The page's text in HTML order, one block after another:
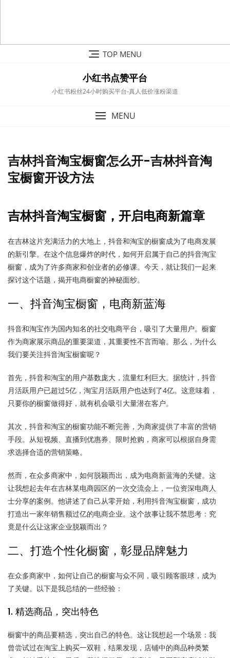
TOP MENU
小红书点赞平台
小红书粉丝24小时购买平台-真人低价涨粉渠道
MENU
吉林抖音淘宝橱窗怎么开-吉林抖音淘
宝橱窗开设方法
吉林抖音淘宝橱窗，开启电商新篇章
在吉林这片充满活力的大地上，抖音和淘宝的橱窗成为了电商发展
的新引擎。在这个信息爆炸的时代，如何开启属于自己的抖音淘宝
橱窗，成为了许多商家和创业者的必修课。今天，就让我们一起来
探讨这个话题，揭开电商橱窗的神秘面纱。
一、抖音淘宝橱窗，电商新蓝海
抖音和淘宝作为国内知名的社交电商平台，吸引了大量用户。橱窗
作为商家展示商品的重要渠道，其重要性不言而喻。那么，为什么
我们要关注抖音淘宝橱窗呢？
首先，抖音和淘宝的用户基数庞大，流量红利巨大。据统计，抖音
月活跃用户已超过5亿，淘宝月活跃用户也达到了4亿。这意味着，
只要你的橱窗做得好，就有机会吸引大量潜在客户。
其次，抖音和淘宝的橱窗功能不断完善，为商家提供了丰富的营销
手段。从短视频、直播到优惠券、限时抢购，商家可以根据自身需
求选择合适的营销策略。
然而，在众多商家中，如何脱颖而出，成为电商新蓝海的关键。这
让我想起去年在吉林某电商园区的一次交流会上，一位资深电商人
士分享的案例。他讲述了自己从零开始，利用抖音淘宝橱窗，成功
打造出一家年销售额过亿的电商企业。这个故事让我不禁思考：究
竟是什么让这家企业脱颖而出？
二、打造个性化橱窗，彰显品牌魅力
在众多商家中，如何让自己的橱窗与众不同，吸引顾客眼球，成为
了关键。以下是我总结的一些经验：
1. 精选商品，突出特色
橱窗中的商品要精选，突出自己的特色。这让我想起一个场景：我
曾尝试过在淘宝上购买一双鞋，结果发现，店铺中的商品种类繁